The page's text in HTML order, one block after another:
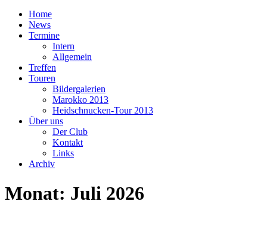
Home
News
Termine
Intern
Allgemein
Treffen
Touren
Bildergalerien
Marokko 2013
Heidschnucken-Tour 2013
Über uns
Der Club
Kontakt
Links
Archiv
Monat: Juli 2026